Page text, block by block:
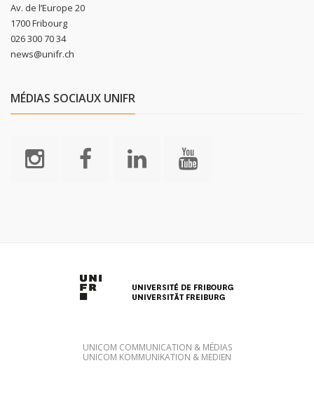
Av. de l’Europe 20
1700 Fribourg
026 300 70 34
news@unifr.ch
MÉDIAS SOCIAUX UNIFR
UNICOM COMMUNICATION & MÉDIAS
UNICOM KOMMUNIKATION & MEDIEN